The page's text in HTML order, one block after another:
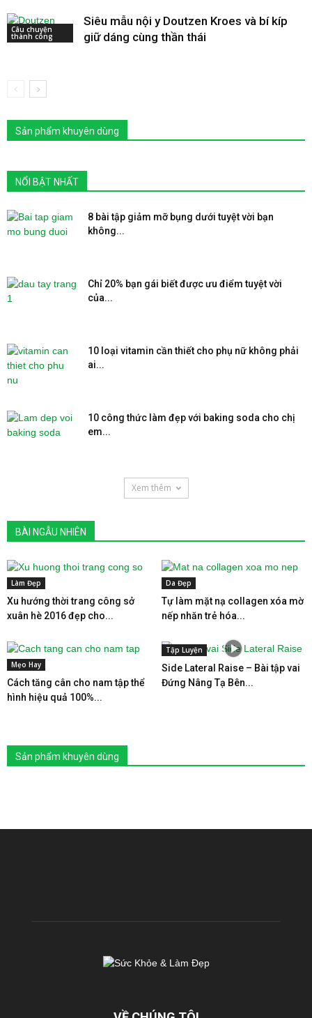
Câu chuyện
thành công
Siêu mẫu nội y Doutzen Kroes và bí kíp
giữ dáng cùng thần thái
Sản phẩm khuyên dùng
NỔI BẬT NHẤT
8 bài tập giảm mỡ bụng dưới tuyệt vời bạn
không...
Chỉ 20% bạn gái biết được ưu điểm tuyệt vời
của...
10 loại vitamin cần thiết cho phụ nữ không phải
ai...
10 công thức làm đẹp với baking soda cho chị
em...
Xem thêm
BÀI NGẪU NHIÊN
Làm Đẹp
Xu hướng thời trang công sở
xuân hè 2016 đẹp cho...
Da Đẹp
Tự làm mặt nạ collagen xóa mờ
nếp nhăn trẻ hóa...
Mẹo Hay
Cách tăng cân cho nam tập thể
hình hiệu quả 100%...
Tập Luyện
Side Lateral Raise – Bài tập vai
Đứng Nâng Tạ Bên...
Sản phẩm khuyên dùng